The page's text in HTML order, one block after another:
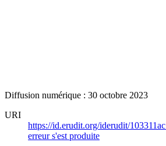
Diffusion numérique : 30 octobre 2023
URI
https://id.erudit.org/iderudit/103311ac
erreur s'est produite